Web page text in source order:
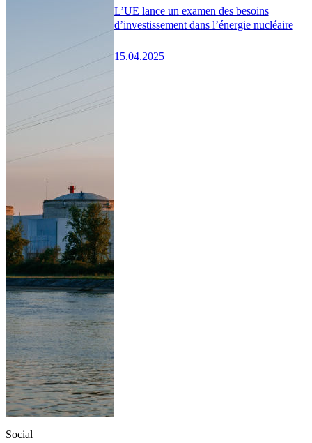
L’UE lance un examen des besoins
d’investissement dans l’énergie nucléaire
15.04.2025
Social